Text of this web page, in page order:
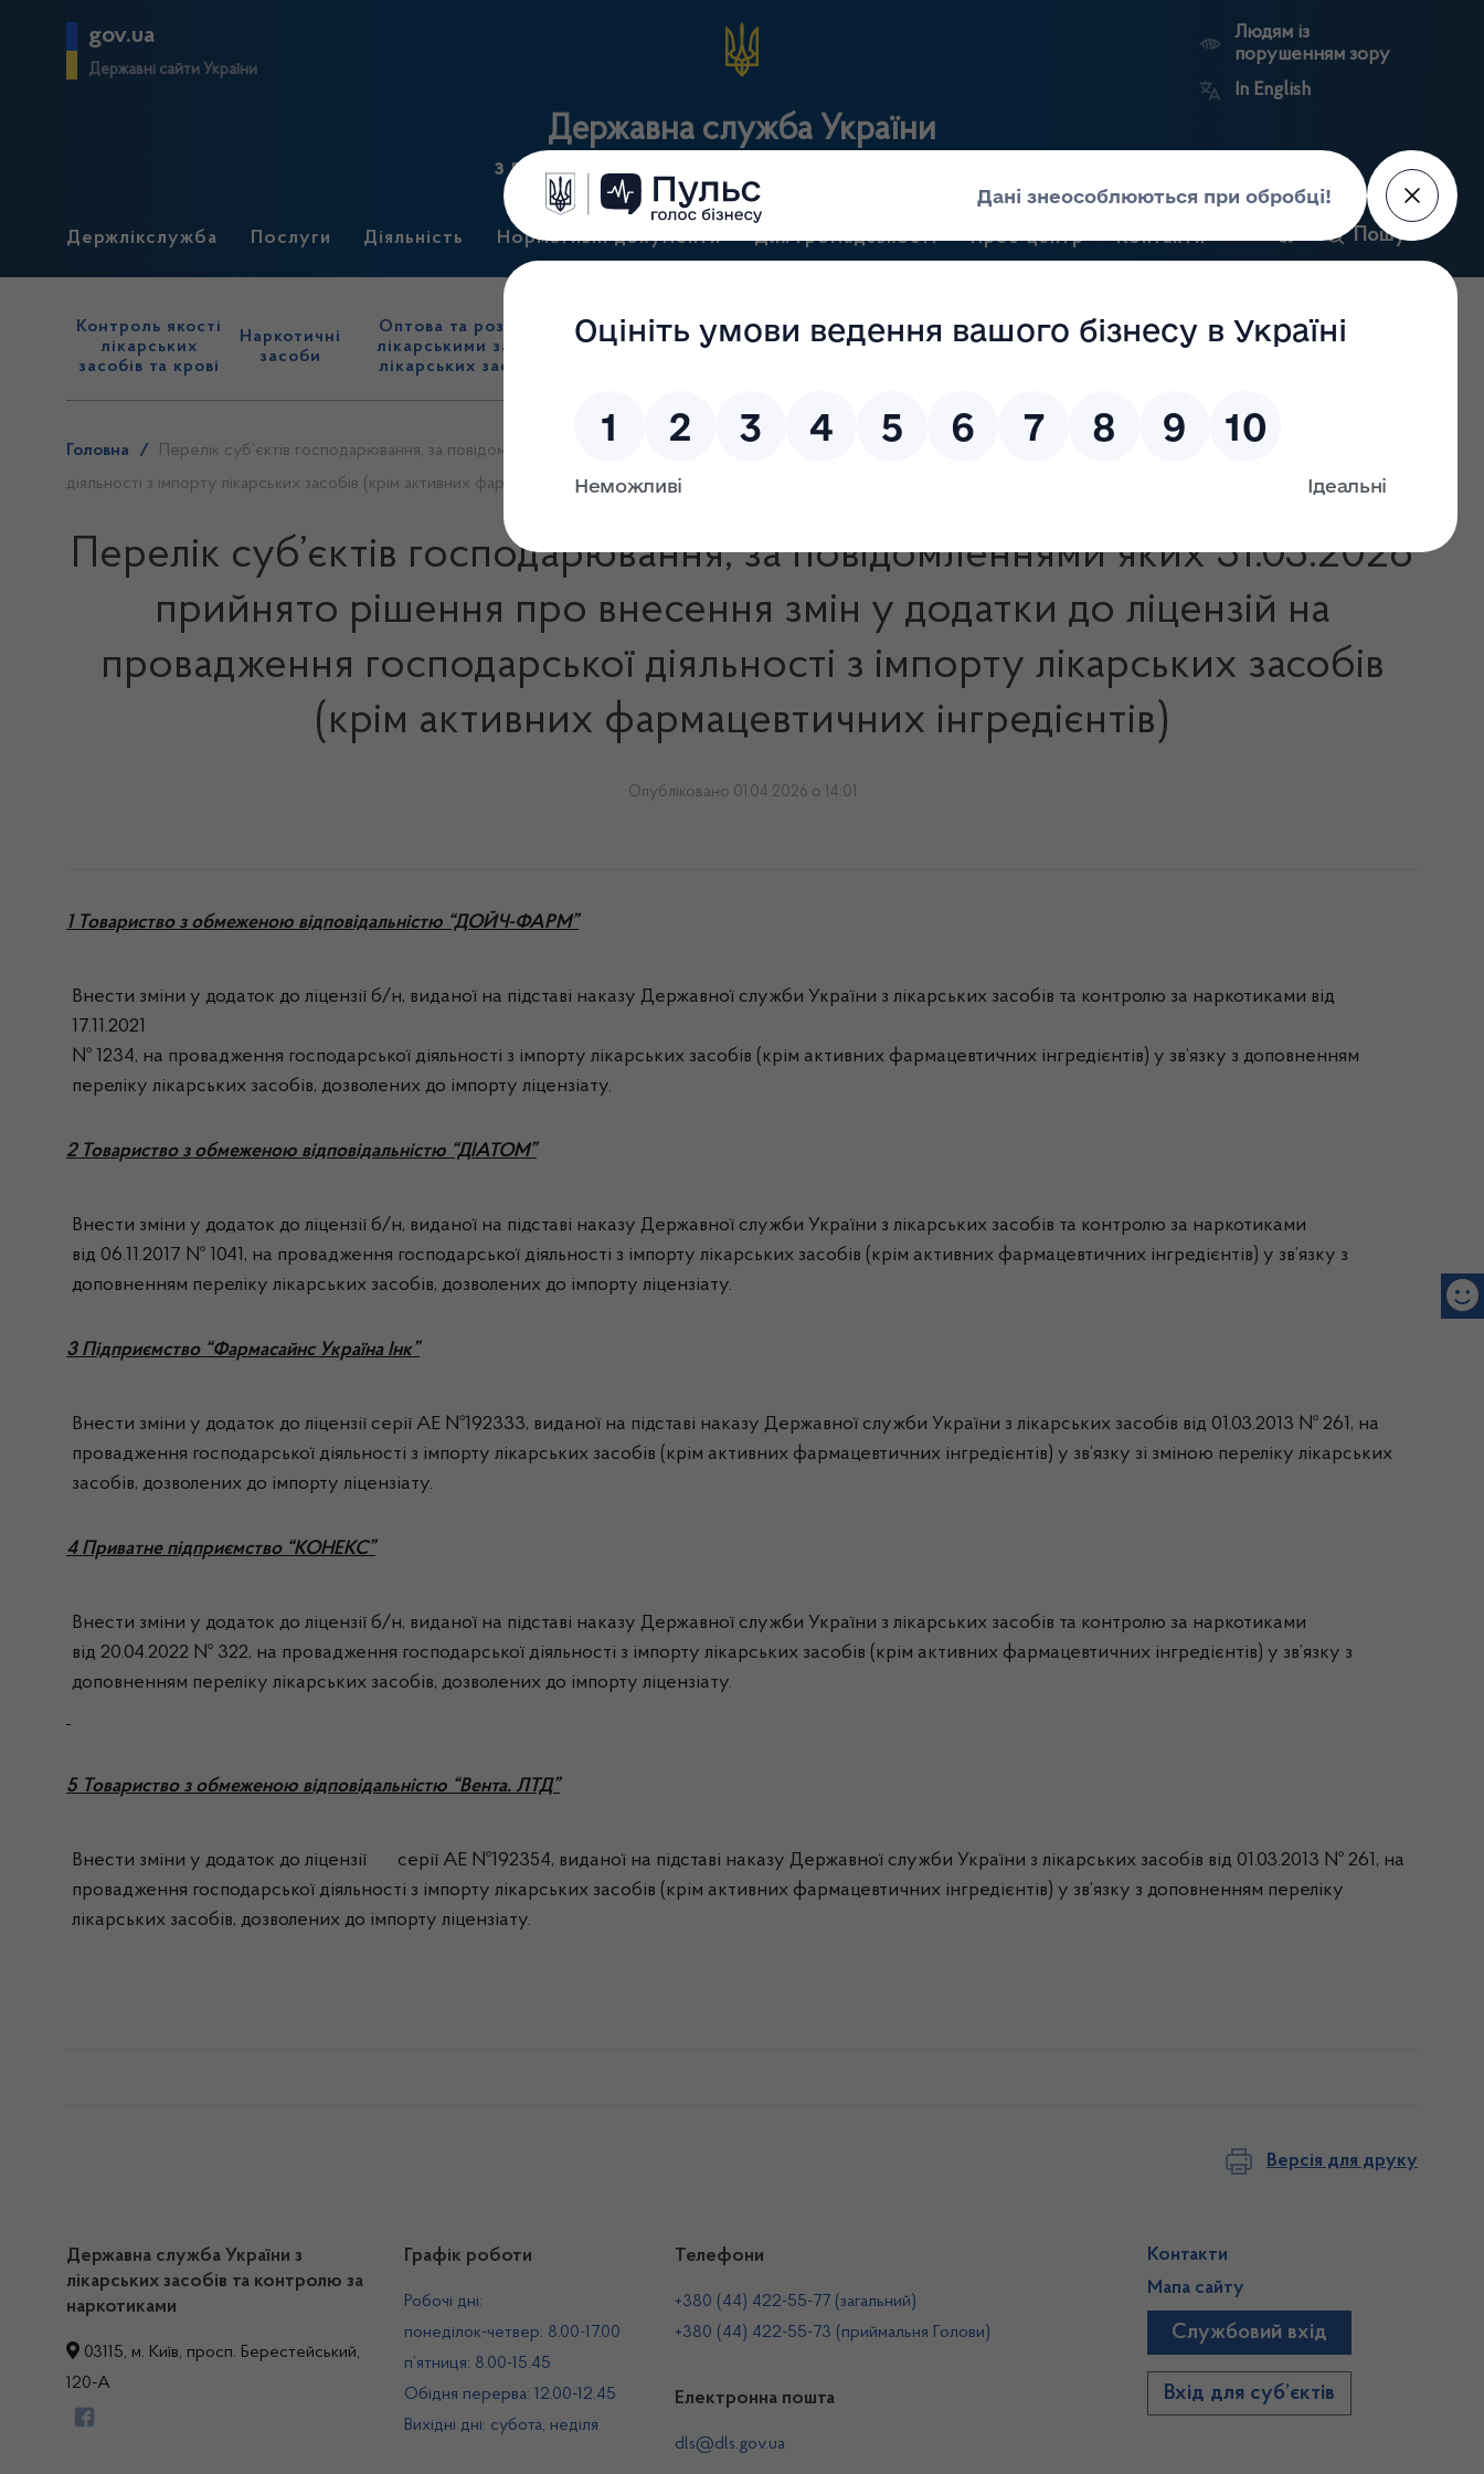
gov.ua
Державні сайти України
Державна служба України
з лікарських засобів та контролю за наркотиками
Людям із
порушенням зору
In English
Держлікслужба Послуги Діяльність Нормативні документи Для громадськості Прес-центр Контакти Пошук
Контроль якості
лікарських
засобів та крові
Наркотичні
засоби
Оптова та роздрібна торгівля
лікарськими засобами, імпорт
лікарських засобів (крім АФІ)
Державний
нагляд
виробництва лікарських
Ринковий
Державні
Антикорупційний
портал
Головна /
Перелік суб’єктів господарювання, за повідомленнями яких 31.03.2026 прийнято рішення про внесення змін у додатки до ліцензій на провадження господарської
діяльності з імпорту лікарських засобів (крім активних фармацевтичних інгредієнтів)
Перелік суб’єктів господарювання, за повідомленнями яких 31.03.2026
прийнято рішення про внесення змін у додатки до ліцензій на
провадження господарської діяльності з імпорту лікарських засобів
(крім активних фармацевтичних інгредієнтів)
Опубліковано 01.04.2026 о 14:01
1 Товариство з обмеженою відповідальністю “ДОЙЧ-ФАРМ”
Внести зміни у додаток до ліцензії б/н, виданої на підставі наказу Державної служби України з лікарських засобів та контролю за наркотиками від
17.11.2021
№ 1234, на провадження господарської діяльності з імпорту лікарських засобів (крім активних фармацевтичних інгредієнтів) у зв’язку з доповненням
переліку лікарських засобів, дозволених до імпорту ліцензіату.
2 Товариство з обмеженою відповідальністю “ДІАТОМ”
Внести зміни у додаток до ліцензії б/н, виданої на підставі наказу Державної служби України з лікарських засобів та контролю за наркотиками
від 06.11.2017 № 1041, на провадження господарської діяльності з імпорту лікарських засобів (крім активних фармацевтичних інгредієнтів) у зв’язку з
доповненням переліку лікарських засобів, дозволених до імпорту ліцензіату.
3 Підприємство “Фармасайнс Україна Інк”
Внести зміни у додаток до ліцензії серії АЕ №192333, виданої на підставі наказу Державної служби України з лікарських засобів від 01.03.2013 № 261, на
провадження господарської діяльності з імпорту лікарських засобів (крім активних фармацевтичних інгредієнтів) у зв’язку зі зміною переліку лікарських
засобів, дозволених до імпорту ліцензіату.
4 Приватне підприємство “КОНЕКС”
Внести зміни у додаток до ліцензії б/н, виданої на підставі наказу Державної служби України з лікарських засобів та контролю за наркотиками
від 20.04.2022 № 322, на провадження господарської діяльності з імпорту лікарських засобів (крім активних фармацевтичних інгредієнтів) у зв’язку з
доповненням переліку лікарських засобів, дозволених до імпорту ліцензіату.
5 Товариство з обмеженою відповідальністю “Вента. ЛТД”
Внести зміни у додаток до ліцензії серії АЕ №192354, виданої на підставі наказу Державної служби України з лікарських засобів від 01.03.2013 № 261, на
провадження господарської діяльності з імпорту лікарських засобів (крім активних фармацевтичних інгредієнтів) у зв’язку з доповненням переліку
лікарських засобів, дозволених до імпорту ліцензіату.
Версія для друку
Державна служба України з
лікарських засобів та контролю за
наркотиками
03115, м. Київ, просп. Берестейський,
120-А
Графік роботи
Робочі дні:
понеділок-четвер: 8.00-17.00
п’ятниця: 8.00-15.45
Обідня перерва: 12.00-12.45
Вихідні дні: субота, неділя
Телефони
+380 (44) 422-55-77 (загальний)
+380 (44) 422-55-73 (приймальня Голови)
Електронна пошта
dls@dls.gov.ua
Контакти
Мапа сайту
Службовий вхід
Вхід для суб’єктів